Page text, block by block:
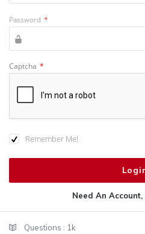
Password *
Captcha *
Remember Me!
Need An Account,
StatsQuestions : 1k